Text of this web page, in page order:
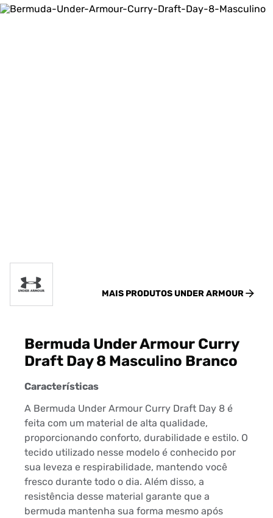
MAIS PRODUTOSUNDER ARMOUR
Bermuda Under Armour Curry
Draft Day 8 Masculino Branco
Características
A Bermuda Under Armour Curry Draft Day 8 é
feita com um material de alta qualidade,
proporcionando conforto, durabilidade e estilo. O
tecido utilizado nesse modelo é conhecido por
sua leveza e respirabilidade, mantendo você
fresco durante todo o dia. Além disso, a
resistência desse material garante que a
bermuda mantenha sua forma mesmo após